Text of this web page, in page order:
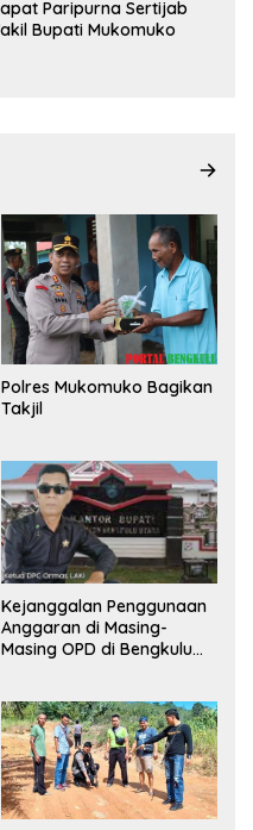
Paripurna Sertijab
Bupati Mukomuko
Polres Mukomuko Bagikan
Takjil
Kejanggalan Penggunaan
Anggaran di Masing-
Masing OPD di Bengkulu